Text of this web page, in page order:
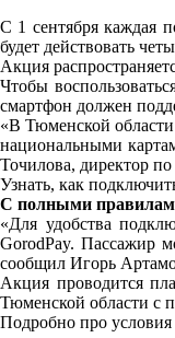
C 1 сентября каждая
будет действовать
Акция
Чтобы
смартфон должен
«В Тюменской области
национальными
Точилова, директор
Узнать, как
С полными
«Для удобства
GorodPay. Пассажир
сообщил Игорь
Акция проводится
Тюменской области с
Подробно про